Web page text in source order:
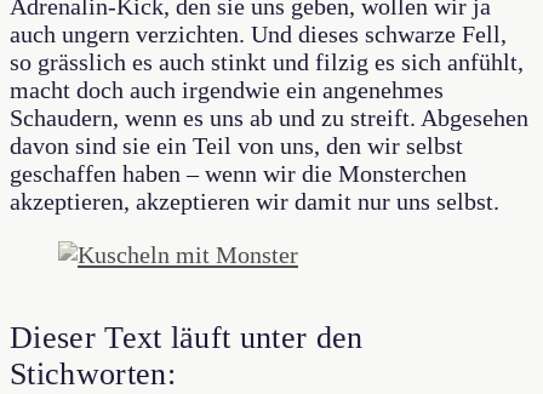
Adrenalin-Kick, den sie uns geben, wollen wir ja
auch ungern verzichten. Und dieses schwarze Fell,
so grässlich es auch stinkt und filzig es sich anfühlt,
macht doch auch irgendwie ein angenehmes
Schaudern, wenn es uns ab und zu streift. Abgesehen
davon sind sie ein Teil von uns, den wir selbst
geschaffen haben – wenn wir die Monsterchen
akzeptieren, akzeptieren wir damit nur uns selbst.
Dieser Text läuft unter den
Stichworten: